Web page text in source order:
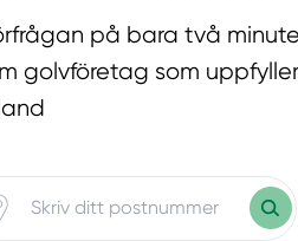
på bara två
golvföretag som